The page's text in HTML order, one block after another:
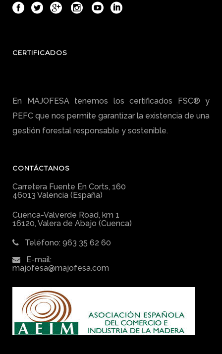
CERTIFICADOS
En MAJOFESA tenemos los certificados FSC® y
PEFC que nos permite garantizar la existencia de una
gestión forestal responsable y sostenible.
CONTÁCTANOS
Carretera Fuente En Corts, 160
46013 Valencia (España)
Cuenca-Valverde Road, km 1
16120, Valera de Abajo (Cuenca)
Teléfono: 963 35 62 60
E-mail:
majofesa@majofesa.com